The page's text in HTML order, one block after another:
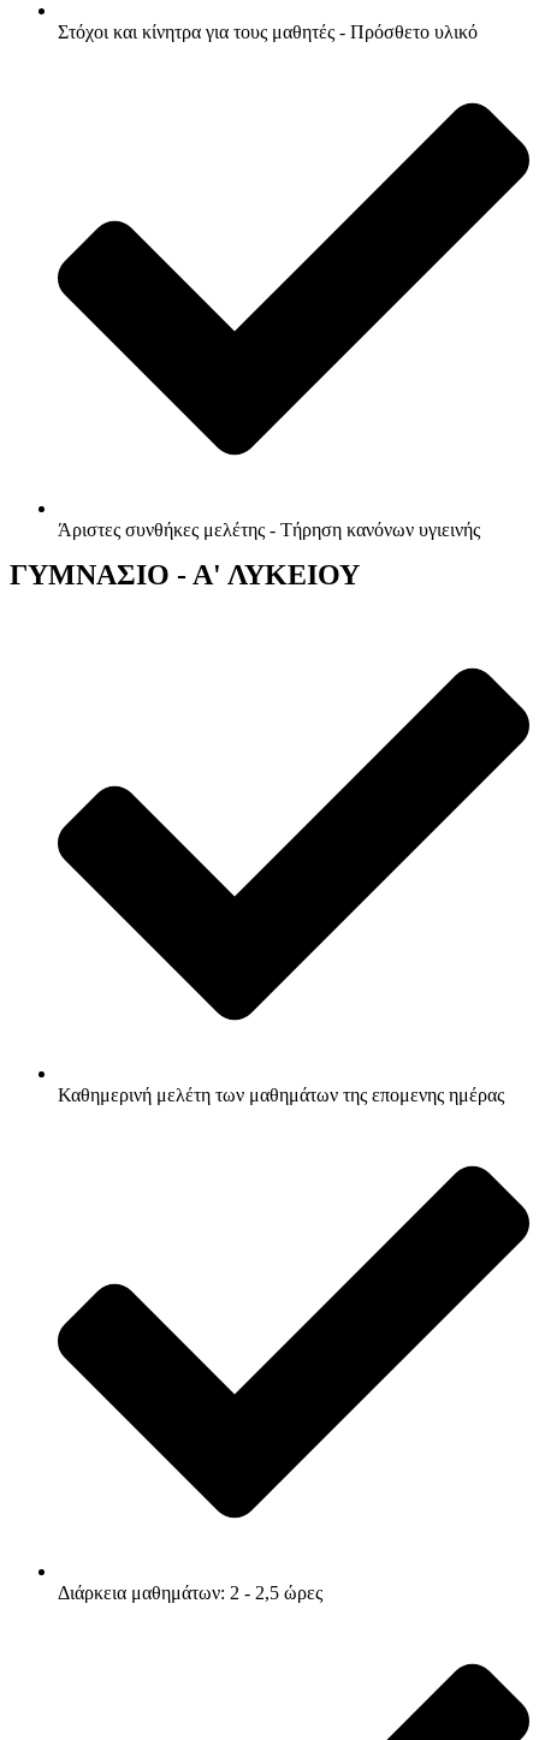
Στόχοι και κίνητρα για τους μαθητές - Πρόσθετο υλικό
Άριστες συνθήκες μελέτης - Τήρηση κανόνων υγιεινής
ΓΥΜΝΑΣΙΟ - Α' ΛΥΚΕΙΟΥ
Καθημερινή μελέτη των μαθημάτων της επομενης ημέρας
Διάρκεια μαθημάτων: 2 - 2,5 ώρες